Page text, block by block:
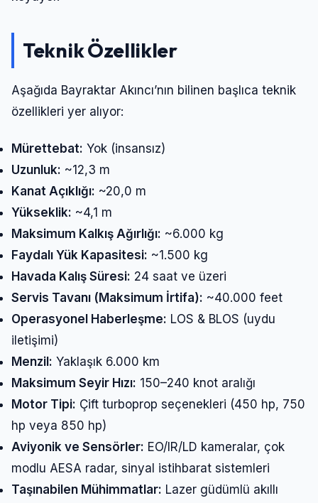
Teknik Özellikler
Aşağıda Bayraktar Akıncı’nın bilinen başlıca teknik
özellikleri yer alıyor:
Mürettebat: Yok (insansız)
Uzunluk: ~12,3 m
Kanat Açıklığı: ~20,0 m
Yükseklik: ~4,1 m
Maksimum Kalkış Ağırlığı: ~6.000 kg
Faydalı Yük Kapasitesi: ~1.500 kg
Havada Kalış Süresi: 24 saat ve üzeri
Servis Tavanı (Maksimum İrtifa): ~40.000 feet
Operasyonel Haberleşme: LOS & BLOS (uydu
iletişimi)
Menzil: Yaklaşık 6.000 km
Maksimum Seyir Hızı: 150–240 knot aralığı
Motor Tipi: Çift turboprop seçenekleri (450 hp, 750
hp veya 850 hp)
Aviyonik ve Sensörler: EO/IR/LD kameralar, çok
modlu AESA radar, sinyal istihbarat sistemleri
Taşınabilen Mühimmatlar: Lazer güdümlü akıllı